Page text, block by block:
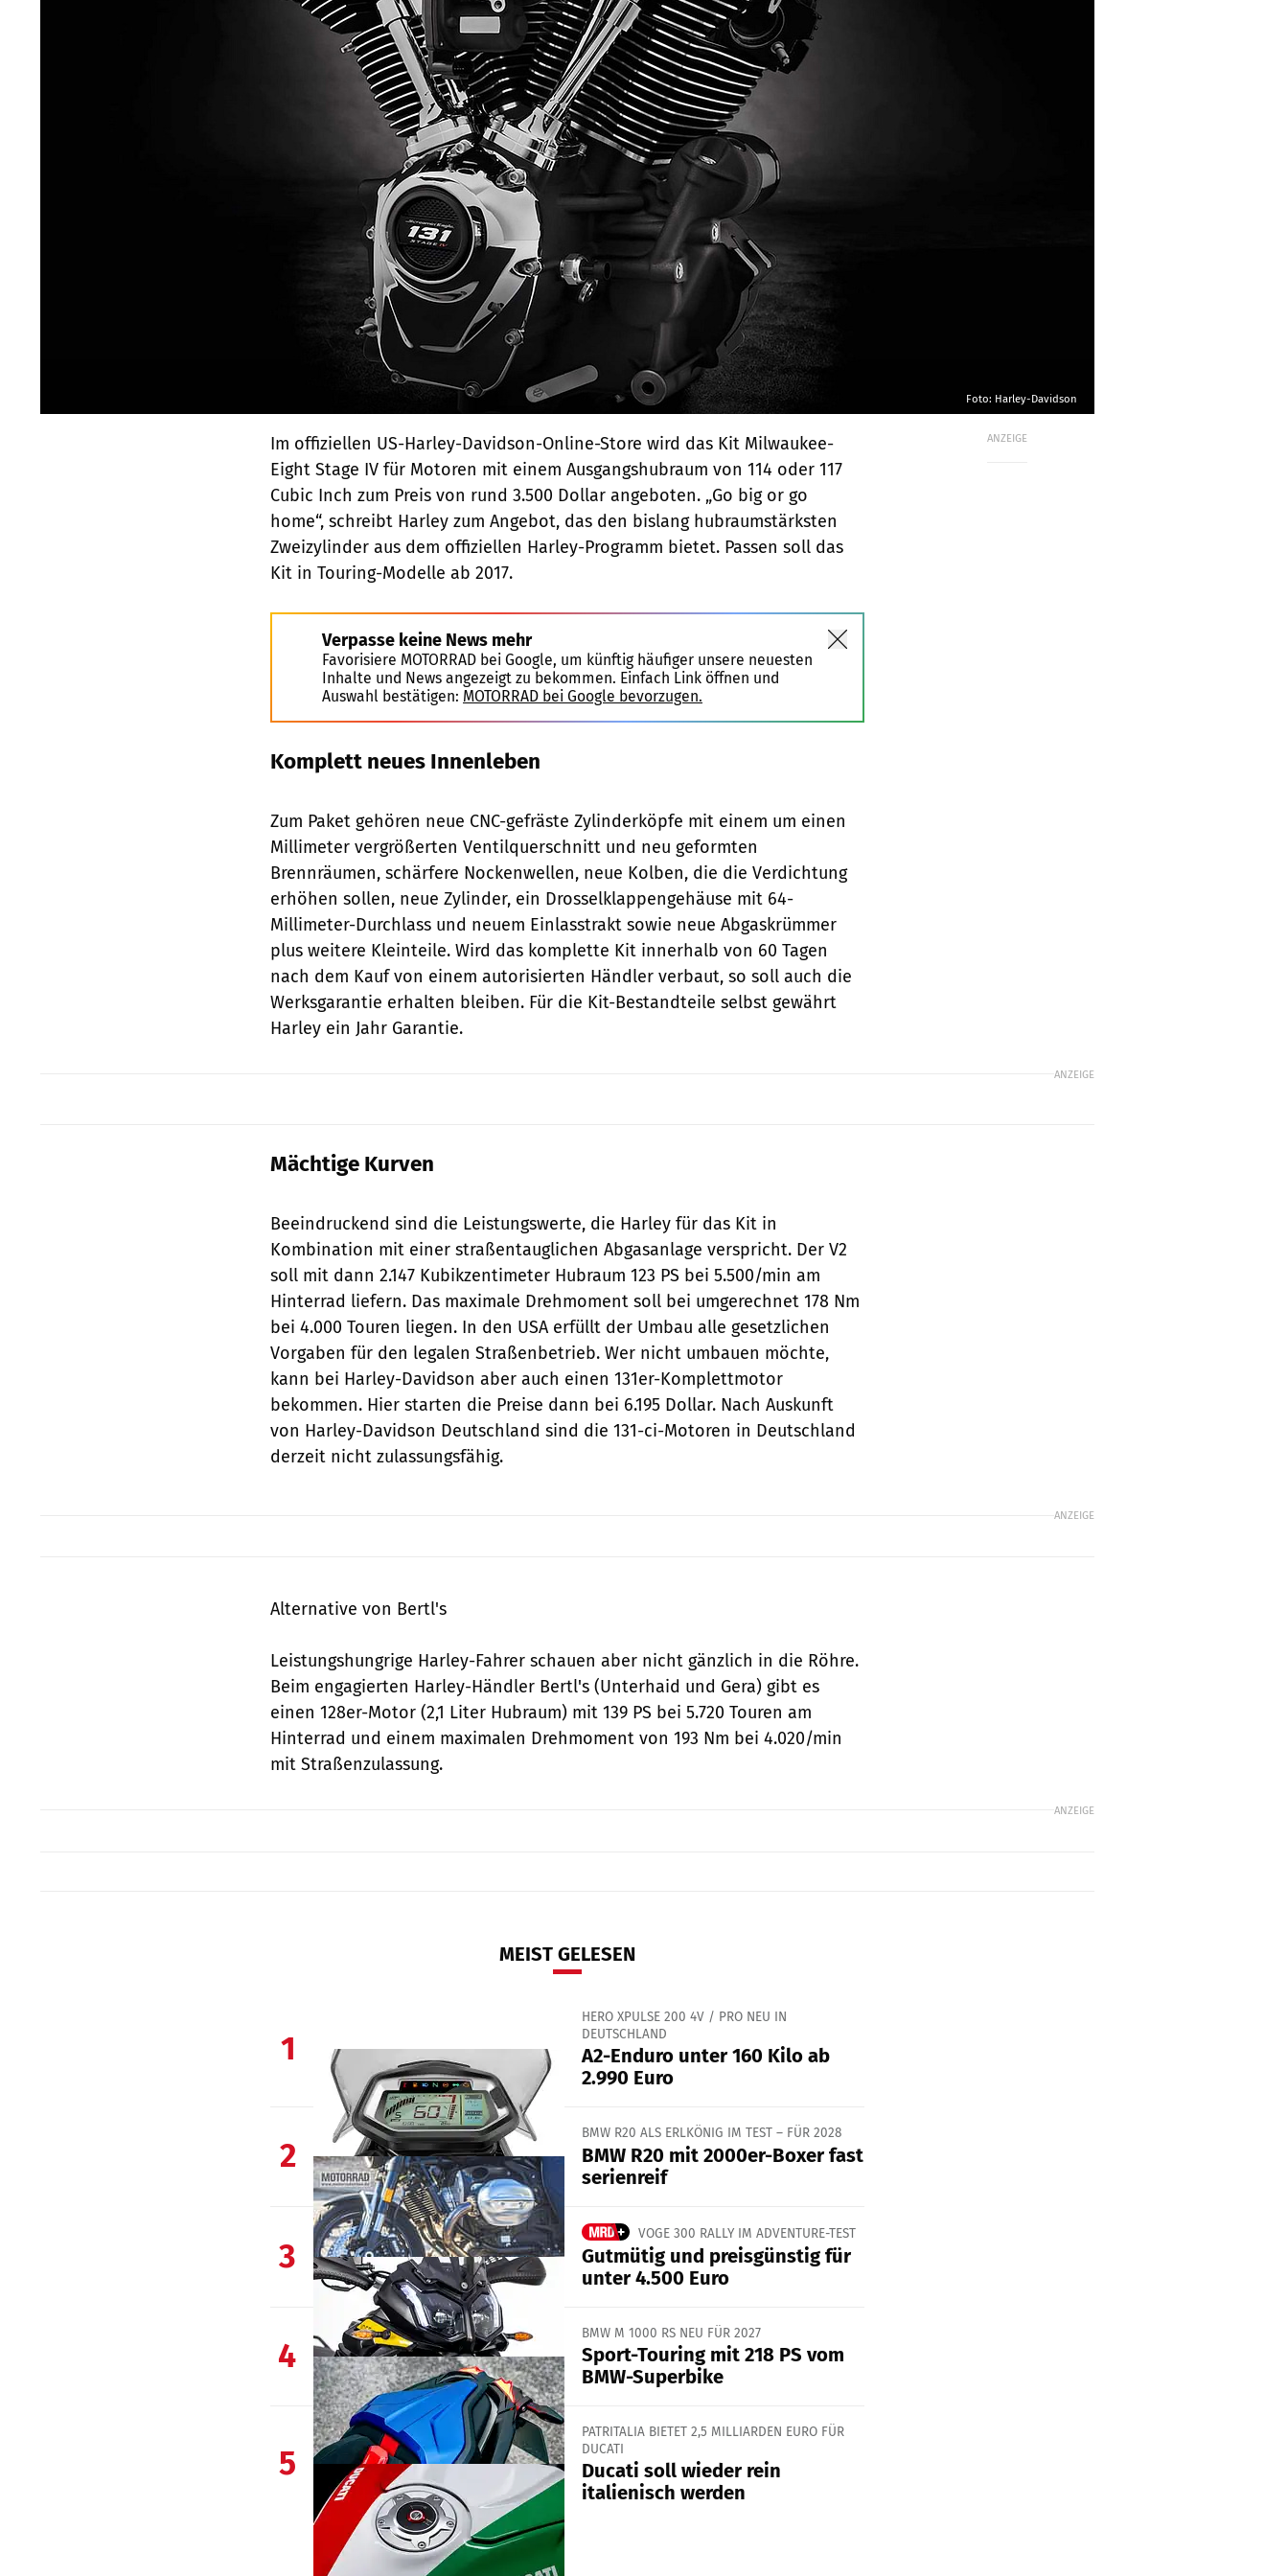
Foto: Harley-Davidson
ANZEIGE
Im offiziellen US-Harley-Davidson-Online-Store wird das Kit Milwaukee-
Eight Stage IV für Motoren mit einem Ausgangshubraum von 114 oder 117
Cubic Inch zum Preis von rund 3.500 Dollar angeboten. „Go big or go
home“, schreibt Harley zum Angebot, das den bislang hubraumstärksten
Zweizylinder aus dem offiziellen Harley-Programm bietet. Passen soll das
Kit in Touring-Modelle ab 2017.
Verpasse keine News mehr
Favorisiere MOTORRAD bei Google, um künftig häufiger unsere neuesten
Inhalte und News angezeigt zu bekommen. Einfach Link öffnen und
Auswahl bestätigen: MOTORRAD bei Google bevorzugen.
Komplett neues Innenleben
Zum Paket gehören neue CNC-gefräste Zylinderköpfe mit einem um einen
Millimeter vergrößerten Ventilquerschnitt und neu geformten
Brennräumen, schärfere Nockenwellen, neue Kolben, die die Verdichtung
erhöhen sollen, neue Zylinder, ein Drosselklappengehäuse mit 64-
Millimeter-Durchlass und neuem Einlasstrakt sowie neue Abgaskrümmer
plus weitere Kleinteile. Wird das komplette Kit innerhalb von 60 Tagen
nach dem Kauf von einem autorisierten Händler verbaut, so soll auch die
Werksgarantie erhalten bleiben. Für die Kit-Bestandteile selbst gewährt
Harley ein Jahr Garantie.
ANZEIGE
Mächtige Kurven
Beeindruckend sind die Leistungswerte, die Harley für das Kit in
Kombination mit einer straßentauglichen Abgasanlage verspricht. Der V2
soll mit dann 2.147 Kubikzentimeter Hubraum 123 PS bei 5.500/min am
Hinterrad liefern. Das maximale Drehmoment soll bei umgerechnet 178 Nm
bei 4.000 Touren liegen. In den USA erfüllt der Umbau alle gesetzlichen
Vorgaben für den legalen Straßenbetrieb. Wer nicht umbauen möchte,
kann bei Harley-Davidson aber auch einen 131er-Komplettmotor
bekommen. Hier starten die Preise dann bei 6.195 Dollar. Nach Auskunft
von Harley-Davidson Deutschland sind die 131-ci-Motoren in Deutschland
derzeit nicht zulassungsfähig.
ANZEIGE
Alternative von Bertl's
Leistungshungrige Harley-Fahrer schauen aber nicht gänzlich in die Röhre.
Beim engagierten Harley-Händler Bertl's (Unterhaid und Gera) gibt es
einen 128er-Motor (2,1 Liter Hubraum) mit 139 PS bei 5.720 Touren am
Hinterrad und einem maximalen Drehmoment von 193 Nm bei 4.020/min
mit Straßenzulassung.
ANZEIGE
MEIST GELESEN
1
HERO XPULSE 200 4V / PRO NEU IN
DEUTSCHLAND
A2-Enduro unter 160 Kilo ab
2.990 Euro
2
BMW R20 ALS ERLKÖNIG IM TEST – FÜR 2028
BMW R20 mit 2000er-Boxer fast
serienreif
3
VOGE 300 RALLY IM ADVENTURE-TEST
Gutmütig und preisgünstig für
unter 4.500 Euro
4
BMW M 1000 RS NEU FÜR 2027
Sport-Touring mit 218 PS vom
BMW-Superbike
5
PATRITALIA BIETET 2,5 MILLIARDEN EURO FÜR
DUCATI
Ducati soll wieder rein
italienisch werden